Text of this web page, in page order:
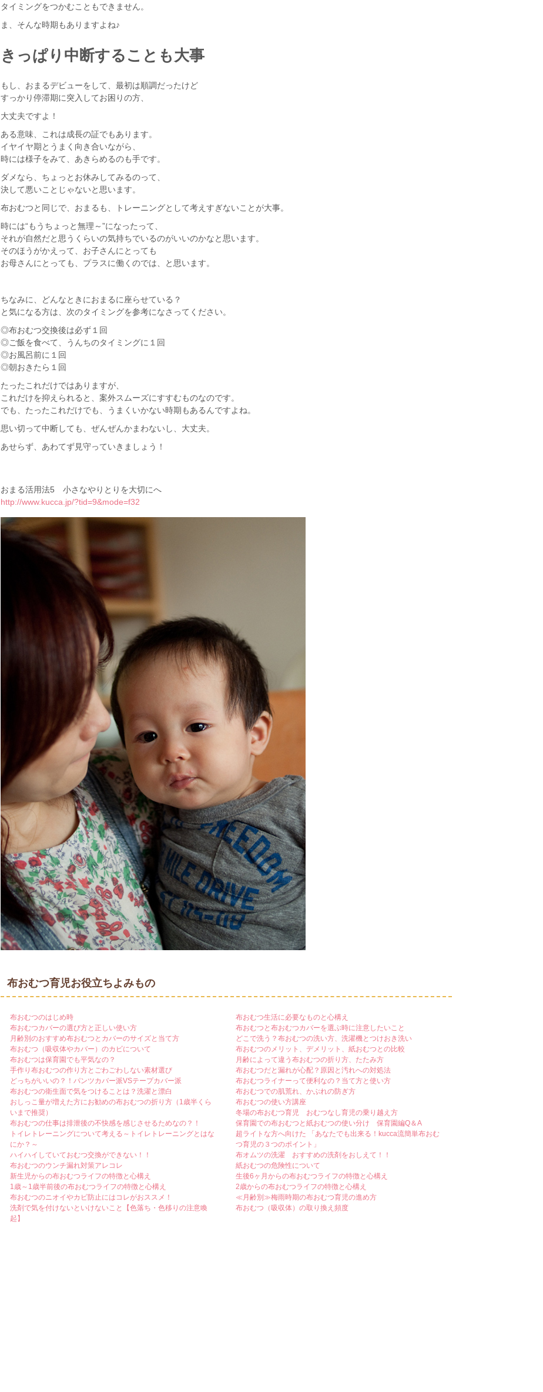
タイミングをつかむこともできません。
ま、そんな時期もありますよね♪
きっぱり中断することも大事
もし、おまるデビューをして、最初は順調だったけど
すっかり停滞期に突入してお困りの方、
大丈夫ですよ！
ある意味、これは成長の証でもあります。
イヤイヤ期とうまく向き合いながら、
時には様子をみて、あきらめるのも手です。
ダメなら、ちょっとお休みしてみるのって、
決して悪いことじゃないと思います。
布おむつと同じで、おまるも、トレーニングとして考えすぎないことが大事。
時には“もうちょっと無理～”になったって、
それが自然だと思うくらいの気持ちでいるのがいいのかなと思います。
そのほうがかえって、お子さんにとっても
お母さんにとっても、プラスに働くのでは、と思います。
ちなみに、どんなときにおまるに座らせている？
と気になる方は、次のタイミングを参考になさってください。
◎布おむつ交換後は必ず１回
◎ご飯を食べて、うんちのタイミングに１回
◎お風呂前に１回
◎朝おきたら１回
たったこれだけではありますが、
これだけを抑えられると、案外スムーズにすすむものなのです。
でも、たったこれだけでも、うまくいかない時期もあるんですよね。
思い切って中断しても、ぜんぜんかまわないし、大丈夫。
あせらず、あわてず見守っていきましょう！
おまる活用法5 小さなやりとりを大切にへ
http://www.kucca.jp/?tid=9&mode=f32
布おむつ育児お役立ちよみもの
布おむつのはじめ時
布おむつ生活に必要なものと心構え
布おむつカバーの選び方と正しい使い方
布おむつと布おむつカバーを選ぶ時に注意したいこと
月齢別のおすすめ布おむつとカバーのサイズと当て方
どこで洗う？布おむつの洗い方、洗濯機とつけおき洗い
布おむつ（吸収体やカバー）のカビについて
布おむつのメリット、デメリット、紙おむつとの比較
布おむつは保育園でも平気なの？
月齢によって違う布おむつの折り方、たたみ方
手作り布おむつの作り方とごわごわしない素材選び
布おむつだと漏れが心配？原因と汚れへの対処法
どっちがいいの？！パンツカバー派VSテープカバー派
布おむつライナーって便利なの？当て方と使い方
布おむつの衛生面で気をつけることは？洗濯と漂白
布おむつでの肌荒れ、かぶれの防ぎ方
おしっこ量が増えた方にお勧めの布おむつの折り方（1歳半くら
いまで推奨）
布おむつの使い方講座
冬場の布おむつ育児 おむつなし育児の乗り越え方
布おむつの仕事は排泄後の不快感を感じさせるためなの？！
保育園での布おむつと紙おむつの使い分け 保育園編Q＆A
トイレトレーニングについて考える～トイレトレーニングとはな
にか？～
超ライトな方へ向けた 「あなたでも出来る！kucca流簡単布おむ
つ育児の３つのポイント」
ハイハイしていておむつ交換ができない！！
布オムツの洗濯 おすすめの洗剤をおしえて！！
布おむつのウンチ漏れ対策アレコレ
紙おむつの危険性について
新生児からの布おむつライフの特徴と心構え
生後6ヶ月からの布おむつライフの特徴と心構え
1歳～1歳半前後の布おむつライフの特徴と心構え
2歳からの布おむつライフの特徴と心構え
布おむつのニオイやカビ防止にはコレがおススメ！
≪月齢別≫梅雨時期の布おむつ育児の進め方
洗剤で気を付けないといけないこと【色落ち・色移りの注意喚
起】
布おむつ（吸収体）の取り換え頻度